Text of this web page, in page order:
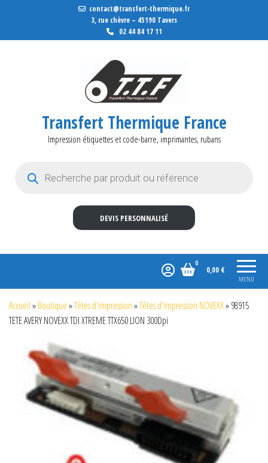
contact@transfert-thermique.fr
3, rue chèvre – 45190 Tavers
02 44 84 17 11
Transfert Thermique France
Impression étiquettes et code-barre, imprimantes, rubans
DEVIS PERSONNALISÉ
MENU
0
0,00 €
Accueil»Boutique»Têtes d'impression»Têtes d'impression NOVEXX»98915
TETE AVERY NOVEXX TDI XTREME TTX650 LION 300Dpi